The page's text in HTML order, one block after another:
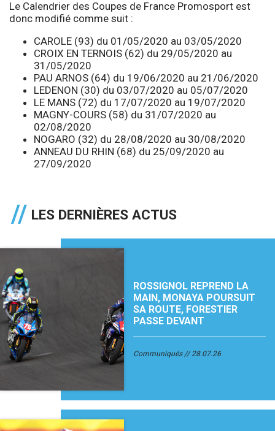
Le Calendrier des Coupes de France Promosport est
donc modifié comme suit :
CAROLE (93) du 01/05/2020 au 03/05/2020
CROIX EN TERNOIS (62) du 29/05/2020 au
31/05/2020
PAU ARNOS (64) du 19/06/2020 au 21/06/2020
LEDENON (30) du 03/07/2020 au 05/07/2020
LE MANS (72) du 17/07/2020 au 19/07/2020
MAGNY-COURS (58) du 31/07/2020 au
02/08/2020
NOGARO (32) du 28/08/2020 au 30/08/2020
ANNEAU DU RHIN (68) du 25/09/2020 au
27/09/2020
LES DERNIÈRES ACTUS
ROSSIGNOL REPREND LA
MAIN, MONAYA POURSUIT
SA ROUTE, FORESTIER
PASSE DEVANT
Communiqués 28.07.26